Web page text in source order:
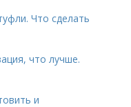
Что сделать
что лучше.
и